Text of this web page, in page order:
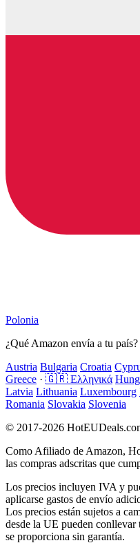
Polonia
¿Qué Amazon envía a tu país?
Austria Bulgaria Croatia
Greece · 🇬🇷 Ελληνικά
Latvia Lithuania Luxembourg
Romania Slovakia Slovenia
© 2017-2026
Como Afiliado de Amazon,
las compras adscritas que
Los precios incluyen IVA y
aplicarse gastos de envío
Los precios están sujetos a
desde la UE pueden conllevar
se proporciona sin garantía.